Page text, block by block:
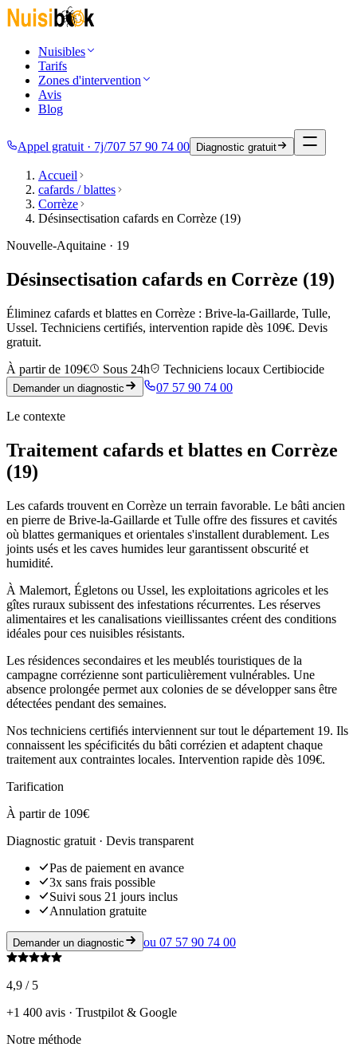
Nuisibles
Tarifs
Zones d'intervention
Avis
Blog
Appel gratuit · 7j/707 57 90 74 00 Diagnostic gratuit
Accueil
cafards / blattes
Corrèze
Désinsectisation cafards en Corrèze (19)
Nouvelle-Aquitaine · 19
Désinsectisation cafards en Corrèze (19)
Éliminez cafards et blattes en Corrèze : Brive-la-Gaillarde, Tulle,
Ussel. Techniciens certifiés, intervention rapide dès 109€. Devis
gratuit.
À partir de 109€
Sous 24h Techniciens locaux Certibiocide
Demander un diagnostic 07 57 90 74 00
Le contexte
Traitement cafards et blattes en Corrèze
(19)
Les cafards trouvent en Corrèze un terrain favorable. Le bâti ancien
en pierre de Brive-la-Gaillarde et Tulle offre des fissures et cavités
où blattes germaniques et orientales s'installent durablement. Les
joints usés et les caves humides leur garantissent obscurité et
humidité.
À Malemort, Égletons ou Ussel, les exploitations agricoles et les
gîtes ruraux subissent des infestations récurrentes. Les réserves
alimentaires et les canalisations vieillissantes créent des conditions
idéales pour ces nuisibles résistants.
Les résidences secondaires et les meublés touristiques de la
campagne corrézienne sont particulièrement vulnérables. Une
absence prolongée permet aux colonies de se développer sans être
détectées pendant des semaines.
Nos techniciens certifiés interviennent sur tout le département 19. Ils
connaissent les spécificités du bâti corrézien et adaptent chaque
traitement aux contraintes locales. Intervention rapide dès 109€.
Tarification
À partir de 109€
Diagnostic gratuit · Devis transparent
Pas de paiement en avance
3x sans frais possible
Suivi sous 21 jours inclus
Annulation gratuite
Demander un diagnostic ou 07 57 90 74 00
4,9 / 5
+1 400 avis · Trustpilot & Google
Notre méthode